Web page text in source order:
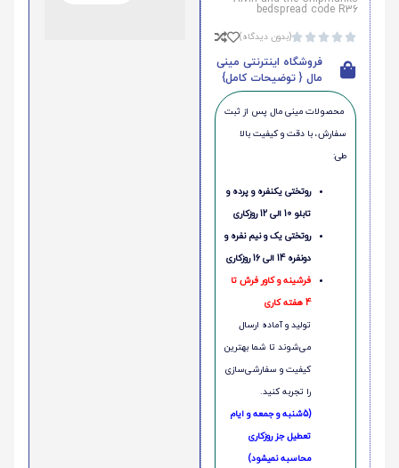
bedspread code R36




(بدون دیدگاه)
فروشگاه اینترنتی مینی
مال { توضیحات کامل}
محصولات مینی‌ مال پس از ثبت
سفارش، با دقت و کیفیت بالا
طی:
روتختی یکنفره و پرده و
تابلو 10 الی 12 روزکاری
روتختی یک و نیم نفره و
دونفره 14 الی 16 روزکاری
فرشینه و کاور فرش تا
4 هفته کاری
تولید و آماده ارسال
می‌شوند تا شما بهترین
کیفیت و سفارشی‌سازی
را تجربه کنید.
(5شنبه و جمعه و ایام
تعطیل جز روزکاری
محاسبه نمیشود)